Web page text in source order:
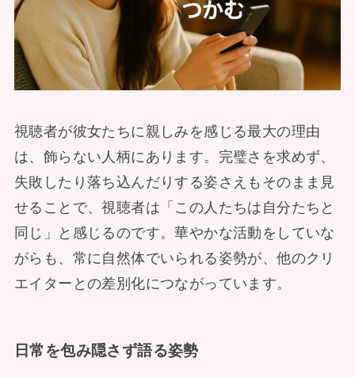
視聴者が彼女たちに親しみを感じる最大の理由
は、飾らない人柄にあります。完璧さを求めず、
失敗したり落ち込んだりする姿さえもそのまま見
せることで、視聴者は「この人たちは自分たちと
同じ」と感じるのです。華やかな活動をしていな
がらも、常に自然体でいられる姿勢が、他のクリ
エイターとの差別化につながっています。
日常を包み隠さず語る姿勢